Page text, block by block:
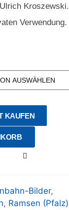
Kroszewski.
Verwendung.
KAUFEN
Bilder,
, Ramsen (Pfalz)